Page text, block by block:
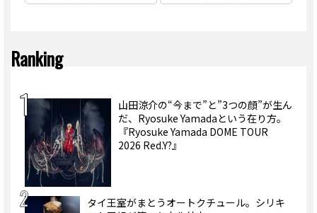
Ranking
山田涼介の“今まで”と”3つの顔”が生ん
だ、Ryosuke Yamadaという在り方。
『Ryosuke Yamada DOME TOUR
2026 Red.Y?』
タイ王室がまとうオートクチュール。シリキ